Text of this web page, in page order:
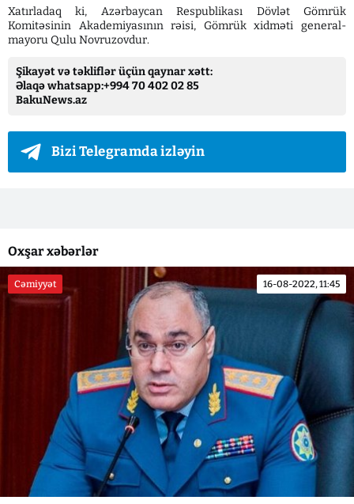
Xatırladaq ki, Azərbaycan Respublikası Dövlət Gömrük
Komitəsinin Akademiyasının rəisi, Gömrük xidməti general-
mayoru Qulu Novruzovdur.
Şikayət və təkliflər üçün qaynar xətt:
Əlaqə whatsapp:+994 70 402 02 85
BakuNews.az
Bizi Telegramda izləyin
Oxşar xəbərlər
Cəmiyyət 16-08-2022, 11:45